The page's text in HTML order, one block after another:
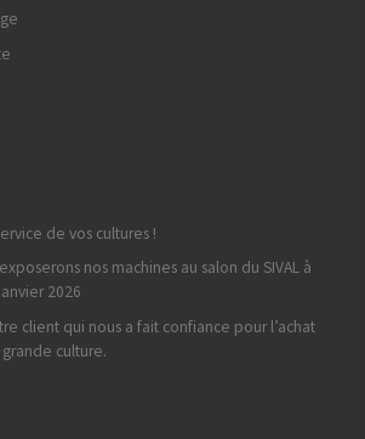
de vos cultures !
nos machines au salon du SIVAL à
2026
client qui nous a fait confiance pour l’achat
culture.